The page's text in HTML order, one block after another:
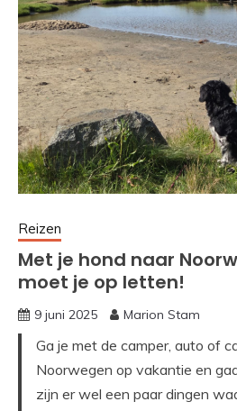
Reizen
Met je hond naar
moet je op letten!
9 juni 2025 Marion Stam
Ga je met de camper, auto of
Noorwegen op vakantie en
zijn er wel een paar dingen